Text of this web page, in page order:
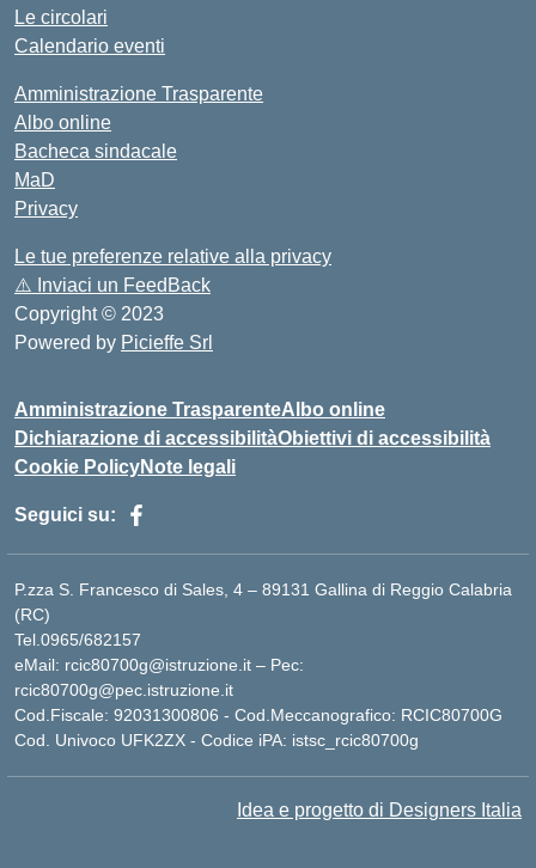
Le circolari
Calendario eventi
Amministrazione Trasparente
Albo online
Bacheca sindacale
MaD
Privacy
Le tue preferenze relative alla privacy
⚠️ Inviaci un FeedBack
Copyright © 2023
Powered by Picieffe Srl
Amministrazione TrasparenteAlbo online
Dichiarazione di accessibilitàObiettivi di accessibilità
Cookie PolicyNote legali
Seguici su:
P.zza S. Francesco di Sales, 4 – 89131 Gallina di Reggio Calabria
(RC)
Tel.0965/682157
eMail: rcic80700g@istruzione.it – Pec:
rcic80700g@pec.istruzione.it
Cod.Fiscale: 92031300806 - Cod.Meccanografico: RCIC80700G
Cod. Univoco UFK2ZX - Codice iPA: istsc_rcic80700g
Idea e progetto di Designers Italia